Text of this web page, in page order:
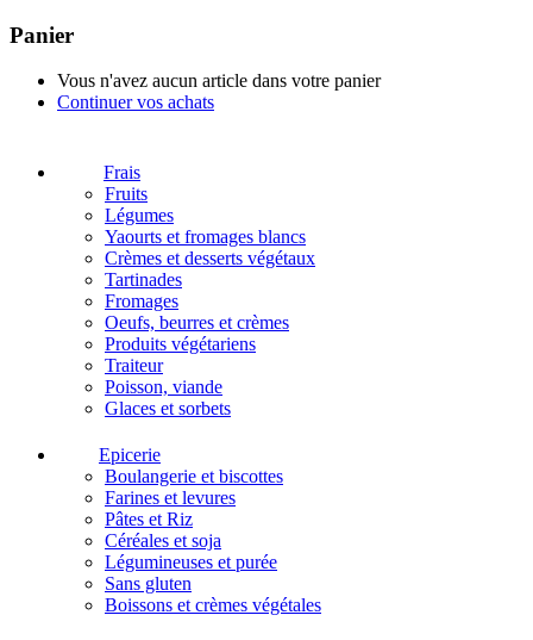
Panier
Vous n'avez aucun article dans votre panier
Continuer vos achats
Frais
Fruits
Légumes
Yaourts et fromages blancs
Crèmes et desserts végétaux
Tartinades
Fromages
Oeufs, beurres et crèmes
Produits végétariens
Traiteur
Poisson, viande
Glaces et sorbets
Epicerie
Boulangerie et biscottes
Farines et levures
Pâtes et Riz
Céréales et soja
Légumineuses et purée
Sans gluten
Boissons et crèmes végétales